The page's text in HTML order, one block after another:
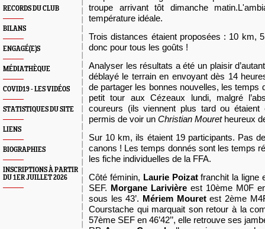
RECORDS DU CLUB
BILANS
ENGAGÉ(E)S
MÉDIATHÈQUE
COVID19 - LES VIDÉOS
STATISTIQUES DU SITE
LIENS
BIOGRAPHIES
INSCRIPTIONS À PARTIR
DU 1ER JUILLET 2026
troupe arrivant tôt dimanche
température idéale.
Trois distances étaient proposées : 10 km,
donc pour tous les goûts !
Analyser les résultats a été un plaisir d’autant
déblayé le terrain en envoyant dès 14
de partager les bonnes nouvelles, les temps
petit tour aux Cézeaux lundi, malgré
coureurs (ils viennent plus tard ou étaient
permis de voir un Christian Mouret heureux
Sur 10 km, ils étaient 19 participants. Pas
canons ! Les temps donnés sont les temps
les fiche individuelles de la FFA.
Côté féminin, Laurie Poizatfranchit la ligne
SEF. Morgane Larivière est 10ème M0F
sous les 43’. Mériem Mouretest 2ème M4F
Courstache qui marquait son retour à la
57ème SEF en 46’42’’, elle retrouve ses